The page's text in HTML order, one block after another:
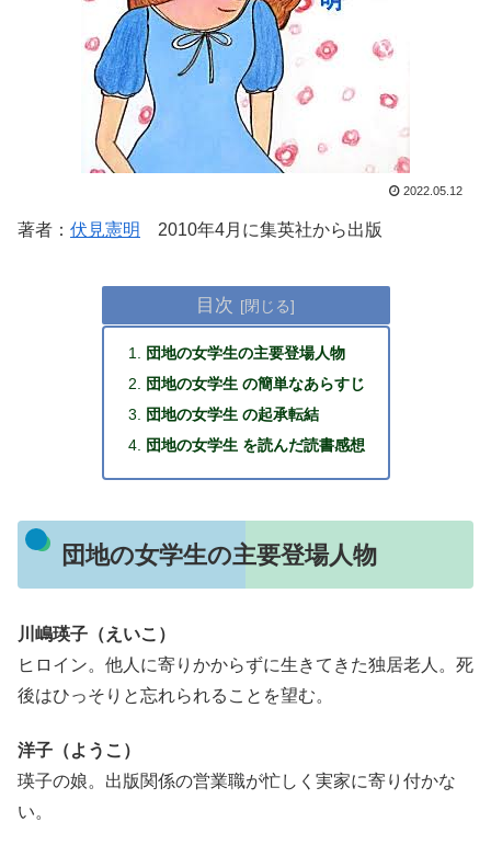
2022.05.12
著者： 伏見憲明 2010年4月に集英社から出版
目次
団地の女学生の主要登場人物
団地の女学生 の簡単なあらすじ
団地の女学生 の起承転結
団地の女学生 を読んだ読書感想
団地の女学生の主要登場人物
川嶋瑛子（えいこ）
ヒロイン。他人に寄りかからずに生きてきた独居老人。死
後はひっそりと忘れられることを望む。
洋子（ようこ）
瑛子の娘。出版関係の営業職が忙しく実家に寄り付かな
い。